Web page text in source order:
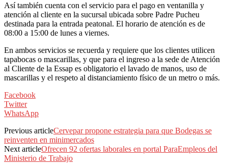
Así también cuenta con el servicio para el pago en ventanilla y
atención al cliente en la sucursal ubicada sobre Padre Pucheu
destinada para la entrada peatonal. El horario de atención es de
08:00 a 15:00 de lunes a viernes.
En ambos servicios se recuerda y requiere que los clientes utilicen
tapabocas o mascarillas, y que para el ingreso a la sede de Atención
al Cliente de la Essap es obligatorio el lavado de manos, uso de
mascarillas y el respeto al distanciamiento físico de un metro o más.
Facebook
Twitter
WhatsApp
Previous articleCervepar propone estrategia para que Bodegas se
reinventen en minimercados
Next articleOfrecen 92 ofertas laborales en portal ParaEmpleos del
Ministerio de Trabajo